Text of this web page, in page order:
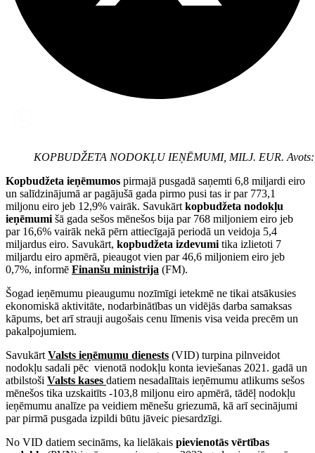
KOPBUDŽETA NODOKĻU IEŅĒMUMI, MILJ. EUR.
Kopbudžeta ieņēmumos pirmajā pusgadā saņemti 6,8 miljardi eiro
un salīdzinājumā ar pagājušā gada pirmo pusi tas ir par 773,1
miljonu eiro jeb 12,9% vairāk. Savukārt kopbudžeta nodokļu
ieņēmumi šā gada sešos mēnešos bija par 768 miljoniem eiro jeb
par 16,6% vairāk nekā pērn attiecīgajā periodā un veidoja 5,4
miljardus eiro. Savukārt, kopbudžeta izdevumi tika izlietoti 7
miljardu eiro apmērā, pieaugot vien par 46,6 miljoniem eiro jeb
0,7%, informē Finanšu ministrija (FM).
Šogad ieņēmumu pieaugumu nozīmīgi ietekmē ne tikai atsākusies
ekonomiskā aktivitāte, nodarbinātības un vidējās darba samaksas
kāpums, bet arī strauji augošais cenu līmenis visa veida precēm un
pakalpojumiem.
Savukārt Valsts ieņēmumu dienests (VID) turpina pilnveidot
nodokļu sadali pēc vienotā nodokļu konta ieviešanas 2021. gadā un
atbilstoši Valsts kases datiem nesadalītais ieņēmumu atlikums sešos
mēnešos tika uzskaitīts -103,8 miljonu eiro apmērā, tādēļ nodokļu
ieņēmumu analīze pa veidiem mēnešu griezumā, kā arī secinājumi
par pirmā pusgada izpildi būtu jāveic piesardzīgi.
No VID datiem secināms, ka lielākais pievienotās vērtības